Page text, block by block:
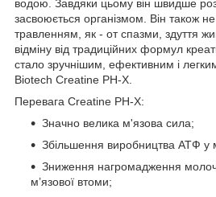
водою. Завдяки цьому він швидше
засвоюється організмом. Він також
травленням, як - от спазми, здуття
відміну від традиційних формул
стало зручнішим, ефективним і
Biotech Creatine PH-X.
Перевага Creatine PH-X:
Значно велика м'язова сила;
Збільшення виробництва АТФ у
Зниження нагромадження
м’язової втоми;